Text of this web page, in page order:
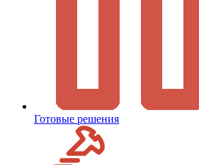
Готовые решения